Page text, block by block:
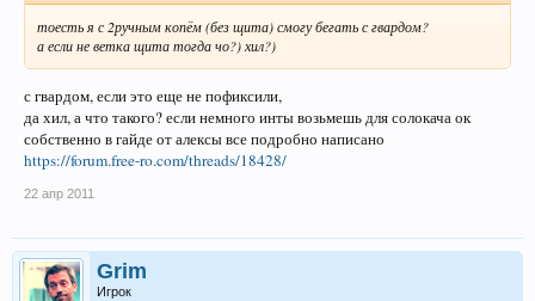
тоесть я с 2ручным копём (без щита) смогу бегать с гвардом?
а если не ветка щита тогда чо?) хил?)
с гвардом, если это еще не пофиксили,
да хил, а что такого? если немного инты возьмешь для солокача ок
собственно в гайде от алексы все подробно написано
https://forum.free-ro.com/threads/18428/
22 апр 2011
Grim
Игрок